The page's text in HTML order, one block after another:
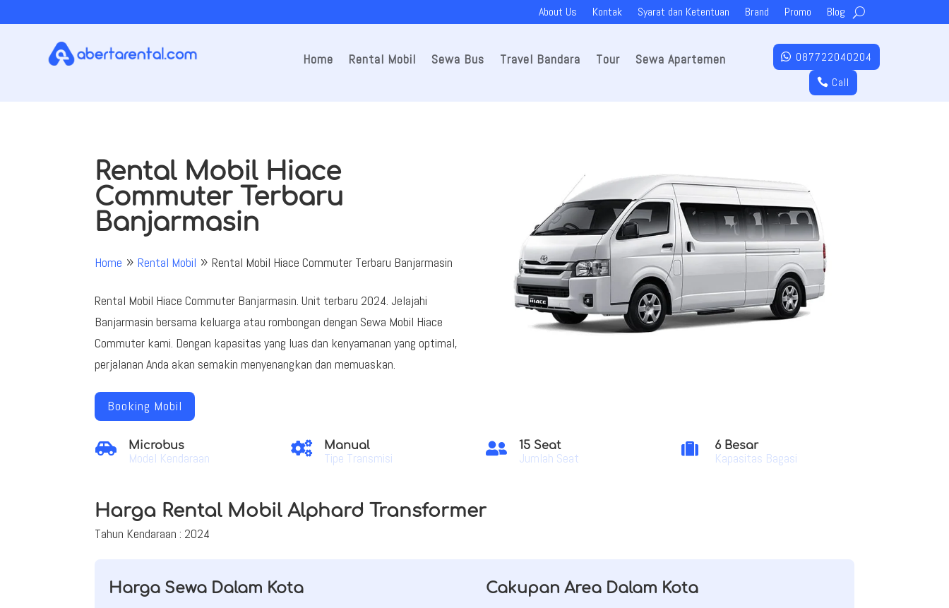
About Us Kontak Syarat dan Ketentuan Brand Promo Blog
Home Rental Mobil Sewa Bus Travel Bandara Tour Sewa Apartemen
087722040204
Call
Rental Mobil Hiace
Commuter Terbaru
Banjarmasin
Home 9 Rental Mobil 9 Rental Mobil Hiace Commuter Terbaru Banjarmasin
Rental Mobil Hiace Commuter Banjarmasin. Unit terbaru 2024. Jelajahi
Banjarmasin bersama keluarga atau rombongan dengan Sewa Mobil Hiace
Commuter kami. Dengan kapasitas yang luas dan kenyamanan yang optimal,
perjalanan Anda akan semakin menyenangkan dan memuaskan.
Booking Mobil
 Microbus
Model Kendaraan
 Manual
Tipe Transmisi
 15 Seat
Jumlah Seat
 6 Besar
Kapasitas Bagasi
Harga Rental Mobil Alphard Transformer
Tahun Kendaraan : 2024
Harga Sewa Dalam Kota Cakupan Area Dalam Kota